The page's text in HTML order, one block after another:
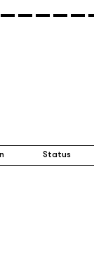
Status